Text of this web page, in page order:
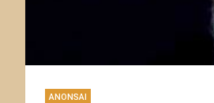
ANONSAI